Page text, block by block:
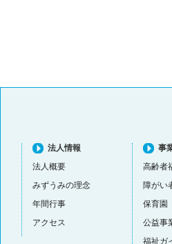
法人情報
法人概要
みずうみの理念
年間行事
アクセス
事
高齢者
障がい
保育園
公益事
福祉ガ